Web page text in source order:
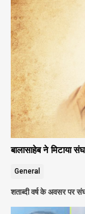
बालासाहेब ने मिटाया
General
शताब्दी वर्ष के अवसर पर